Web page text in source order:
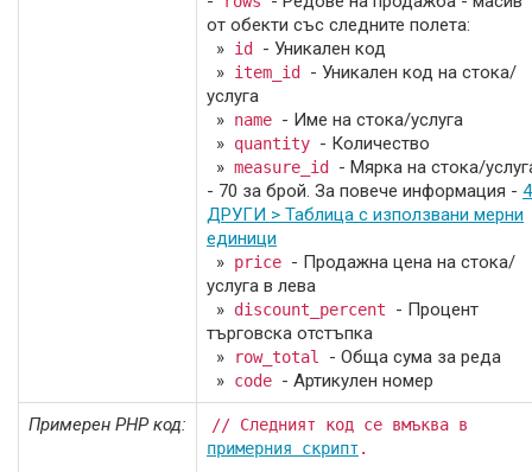
от обекти със следните полета:
» id
- Уникален код
» item_id
- Уникален код на стока/
услуга
» name - Име на стока/услуга
» quantity - Количество
» measure_id
- Мярка на стока/
- 70 за брой. За повече информация -
ДРУГИ > Таблица с използвани мерни
единици
» price - Продажна цена на стока/
услуга в лева
» discount_percent
- Процент
търговска отстъпка
»
row_total
- Обща сума за реда
» code - Артикулен номер
Примерен PHP код:
// Следният код се вмъква в
примерния скрипт .